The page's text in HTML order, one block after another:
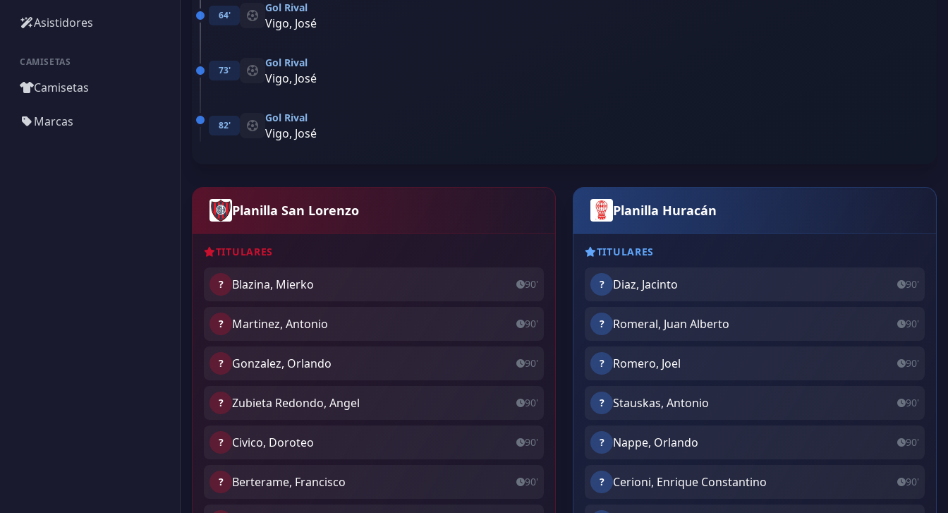
Asistidores
CAMISETAS
Camisetas
Marcas
64'
Gol Rival
Vigo, José
73'
Gol Rival
Vigo, José
82'
Gol Rival
Vigo, José
Planilla San Lorenzo
TITULARES
? Blazina, Mierko 90'
? Martinez, Antonio 90'
? Gonzalez, Orlando 90'
? Zubieta Redondo, Angel 90'
? Civico, Doroteo 90'
? Berterame, Francisco 90'
Planilla Huracán
TITULARES
? Diaz, Jacinto 90'
? Romeral, Juan Alberto 90'
? Romero, Joel 90'
? Stauskas, Antonio 90'
? Nappe, Orlando 90'
? Cerioni, Enrique Constantino 90'